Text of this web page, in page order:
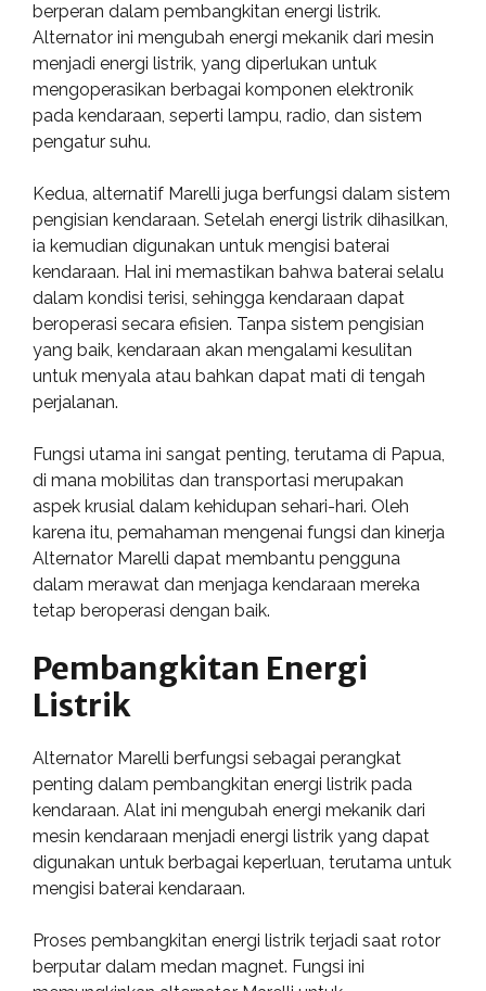
berperan dalam pembangkitan energi listrik.
Alternator ini mengubah energi mekanik dari mesin
menjadi energi listrik, yang diperlukan untuk
mengoperasikan berbagai komponen elektronik
pada kendaraan, seperti lampu, radio, dan sistem
pengatur suhu.
Kedua, alternatif Marelli juga berfungsi dalam sistem
pengisian kendaraan. Setelah energi listrik dihasilkan,
ia kemudian digunakan untuk mengisi baterai
kendaraan. Hal ini memastikan bahwa baterai selalu
dalam kondisi terisi, sehingga kendaraan dapat
beroperasi secara efisien. Tanpa sistem pengisian
yang baik, kendaraan akan mengalami kesulitan
untuk menyala atau bahkan dapat mati di tengah
perjalanan.
Fungsi utama ini sangat penting, terutama di Papua,
di mana mobilitas dan transportasi merupakan
aspek krusial dalam kehidupan sehari-hari. Oleh
karena itu, pemahaman mengenai fungsi dan kinerja
Alternator Marelli dapat membantu pengguna
dalam merawat dan menjaga kendaraan mereka
tetap beroperasi dengan baik.
Pembangkitan Energi
Listrik
Alternator Marelli berfungsi sebagai perangkat
penting dalam pembangkitan energi listrik pada
kendaraan. Alat ini mengubah energi mekanik dari
mesin kendaraan menjadi energi listrik yang dapat
digunakan untuk berbagai keperluan, terutama untuk
mengisi baterai kendaraan.
Proses pembangkitan energi listrik terjadi saat rotor
berputar dalam medan magnet. Fungsi ini